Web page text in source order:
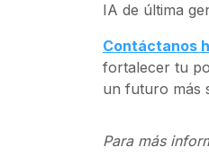
IA de última
Contáctanos
fortalecer tu
un futuro más
Para más